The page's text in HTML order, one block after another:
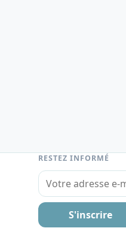
RESTEZ INFORMÉ
Votre adresse e-mail
S'inscrire